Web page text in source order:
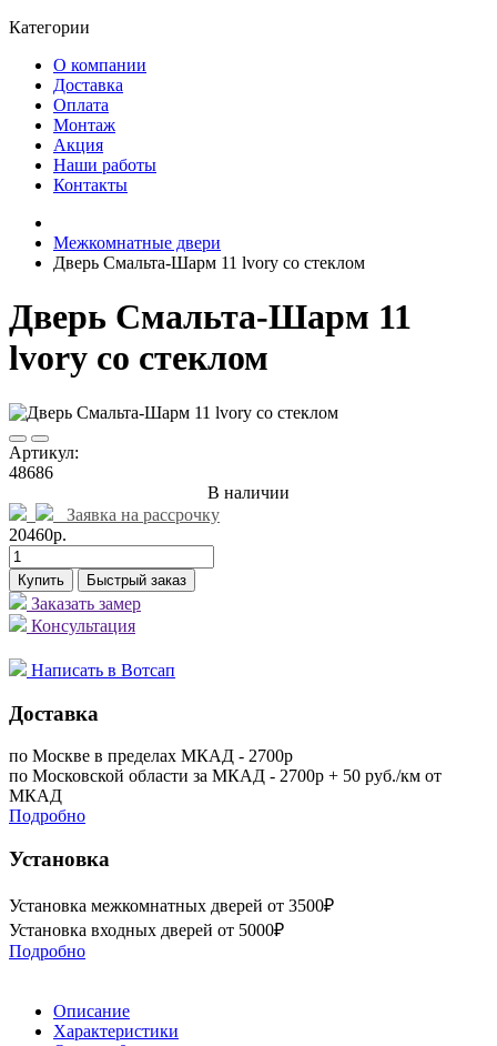
Категории
О компании
Доставка
Оплата
Монтаж
Акция
Наши работы
Контакты
Межкомнатные двери
Дверь Смальта-Шарм 11 lvory со стеклом
Дверь Смальта-Шарм 11
lvory со стеклом
Артикул:
48686
В наличии
Заявка на рассрочку
20460р.
Купить Быстрый заказ
Заказать замер
Консультация
Написать в Вотсап
Доставка
по Москве в пределах МКАД - 2700р
по Московской области за МКАД - 2700р + 50 руб./км от
МКАД
Подробно
Установка
Установка межкомнатных дверей от 3500₽
Установка входных дверей от 5000₽
Подробно
Описание
Характеристики